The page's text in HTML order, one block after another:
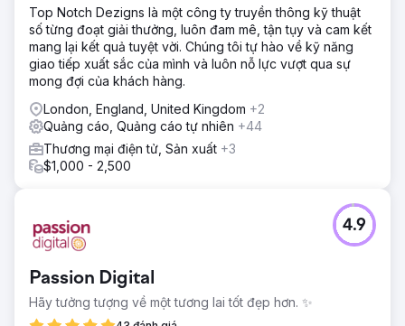
Top Notch Dezigns là một công ty truyền thông kỹ thuật
số từng đoạt giải thưởng, luôn đam mê, tận tụy và cam kết
mang lại kết quả tuyệt vời. Chúng tôi tự hào về kỹ năng
giao tiếp xuất sắc của mình và luôn nỗ lực vượt qua sự
mong đợi của khách hàng.
London, England, United Kingdom +2
Quảng cáo, Quảng cáo tự nhiên +44
Thương mại điện tử, Sản xuất +3
$1,000 - 2,500
Passion Digital
Hãy tưởng tượng về một tương lai tốt đẹp hơn. ✨
4.9